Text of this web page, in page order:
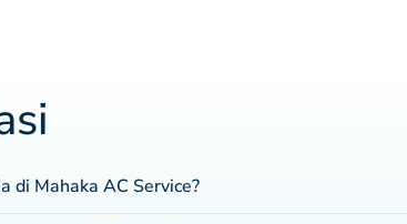
di Mahaka AC Service?